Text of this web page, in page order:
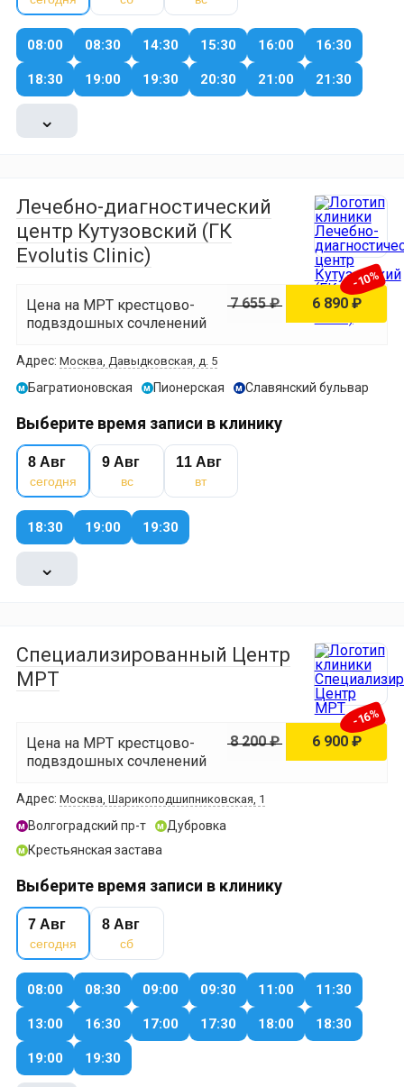
08:00 08:30 14:30 15:30 16:00 16:30
18:30 19:00 19:30 20:30 21:00 21:30
⌄
Лечебно-диагностический
центр Кутузовский (ГК
Evolutis Clinic)
Цена на МРТ крестцово-
подвздошных сочленений
6 890 ₽
7 655 ₽
-10%
Адрес: Москва, Давыдковская, д. 5
м Багратионовская м Пионерская м Славянский бульвар
Выберите время записи в клинику
8 Авг
сегодня
9 Авг
вс
11 Авг
вт
18:30 19:00 19:30
⌄
Специализированный Центр
МРТ
Цена на МРТ крестцово-
подвздошных сочленений
6 900 ₽
8 200 ₽
-16%
Адрес: Москва, Шарикоподшипниковская, 1
м Волгоградский пр-т м Дубровка
м Крестьянская застава
Выберите время записи в клинику
7 Авг
сегодня
8 Авг
сб
08:00 08:30 09:00 09:30 11:00 11:30
13:00 16:30 17:00 17:30 18:00 18:30
19:00 19:30